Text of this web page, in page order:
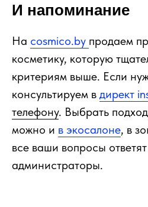
И напоминание
На cosmico.by продаем
косметику, которую
критериям выше. Если
консультируем в директ
телефону. Выбрать
можно и в экосалоне, в
все ваши вопросы
администраторы.